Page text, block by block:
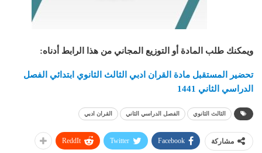
ويمكنك طلب المادة أو التوزيع المجاني من هذا الرابط أدناه:
تحضير المستقبل مادة القران ادبي الثالث الثانوي ابتدائي الفصل
الدراسي الثاني 1441
الثالث الثانوي الفصل الدراسي الثاني القران ادبي
مشاركة Facebook
Twitter
ReddIt